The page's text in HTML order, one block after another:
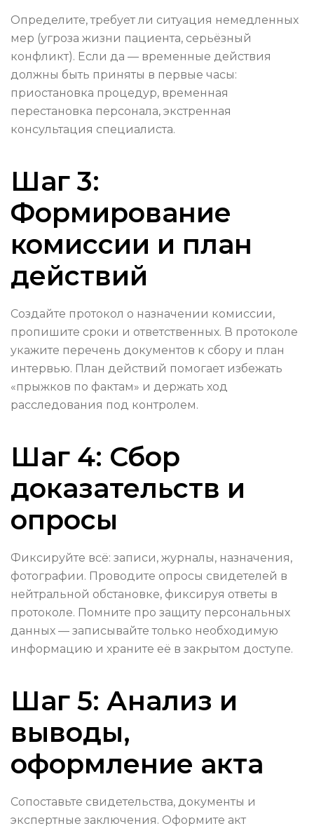
Определите, требует ли ситуация немедленных
мер (угроза жизни пациента, серьёзный
конфликт). Если да — временные действия
должны быть приняты в первые часы:
приостановка процедур, временная
перестановка персонала, экстренная
консультация специалиста.
Шаг 3:
Формирование
комиссии и план
действий
Создайте протокол о назначении комиссии,
пропишите сроки и ответственных. В протоколе
укажите перечень документов к сбору и план
интервью. План действий помогает избежать
«прыжков по фактам» и держать ход
расследования под контролем.
Шаг 4: Сбор
доказательств и
опросы
Фиксируйте всё: записи, журналы, назначения,
фотографии. Проводите опросы свидетелей в
нейтральной обстановке, фиксируя ответы в
протоколе. Помните про защиту персональных
данных — записывайте только необходимую
информацию и храните её в закрытом доступе.
Шаг 5: Анализ и
выводы,
оформление акта
Сопоставьте свидетельства, документы и
экспертные заключения. Оформите акт